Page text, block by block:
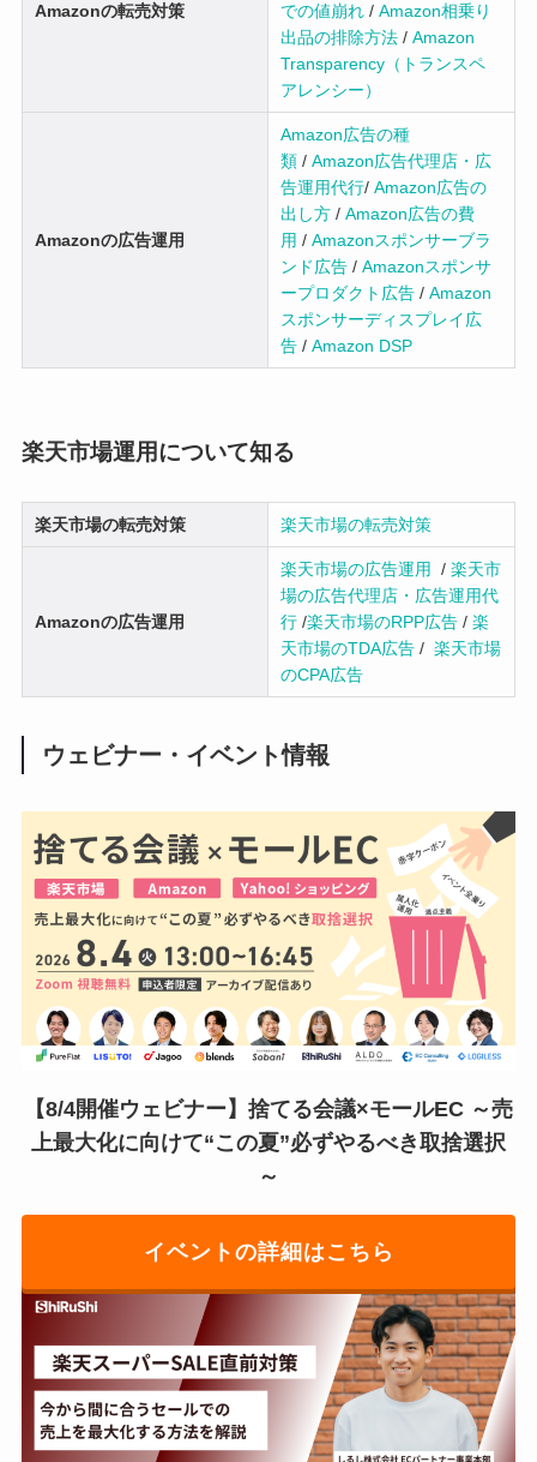
Amazonの転売対策
での値崩れ/Amazon相乗り
出品の排除方法 /Amazon
Transparency（トランスペ
アレンシー）
Amazonの広告運用
Amazon広告の種
類/Amazon広告代理店・広
告運用代行/Amazon広告の
出し方/Amazon広告の費
用/Amazonスポンサーブラ
ンド広告/Amazonスポンサ
ープロダクト広告/Amazon
スポンサーディスプレイ広
告/Amazon DSP
楽天市場運用について知る
楽天市場の転売対策 楽天市場の転売対策
Amazonの広告運用
楽天市場の広告運用 /楽天市
場の広告代理店・広告運用代
行 /楽天市場のRPP広告 /楽
天市場のTDA広告 /楽天市場
のCPA広告
ウェビナー・イベント情報
【8/4開催ウェビナー】捨てる会議×モールEC ～売
上最大化に向けて“この夏”必ずやるべき取捨選択
～
イベントの詳細はこちら